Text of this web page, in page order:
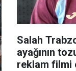
Salah
ayağının
reklam filmi